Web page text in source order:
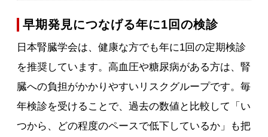
早期発見につなげる年に1回の検診
日本腎臓学会は、健康な方でも年に1回の定期検診
を推奨しています。高血圧や糖尿病がある方は、腎
臓への負担がかかりやすいリスクグループです。毎
年検診を受けることで、過去の数値と比較して「い
つから、どの程度のペースで低下しているか」も把